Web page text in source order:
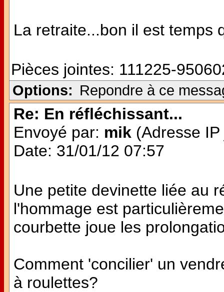
La retraite...bon il est temps
Pièces jointes: 111225-
Options: Repondre à ce
Re: En réfléchissant...
Envoyé par: mik (Adresse
Date: 31/01/12 07:57
Une petite devinette liée au
l'hommage est
courbette joue les
Comment 'concilier' un
à roulettes?